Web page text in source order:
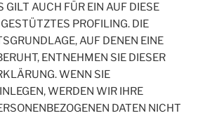
GILT AUCH FÜR EIN AUF DIESE
PROFILING. DIE
AUF DENEN EINE
ENTNEHMEN SIE DIESER
WENN SIE
WERDEN WIR IHRE
DATEN NICHT